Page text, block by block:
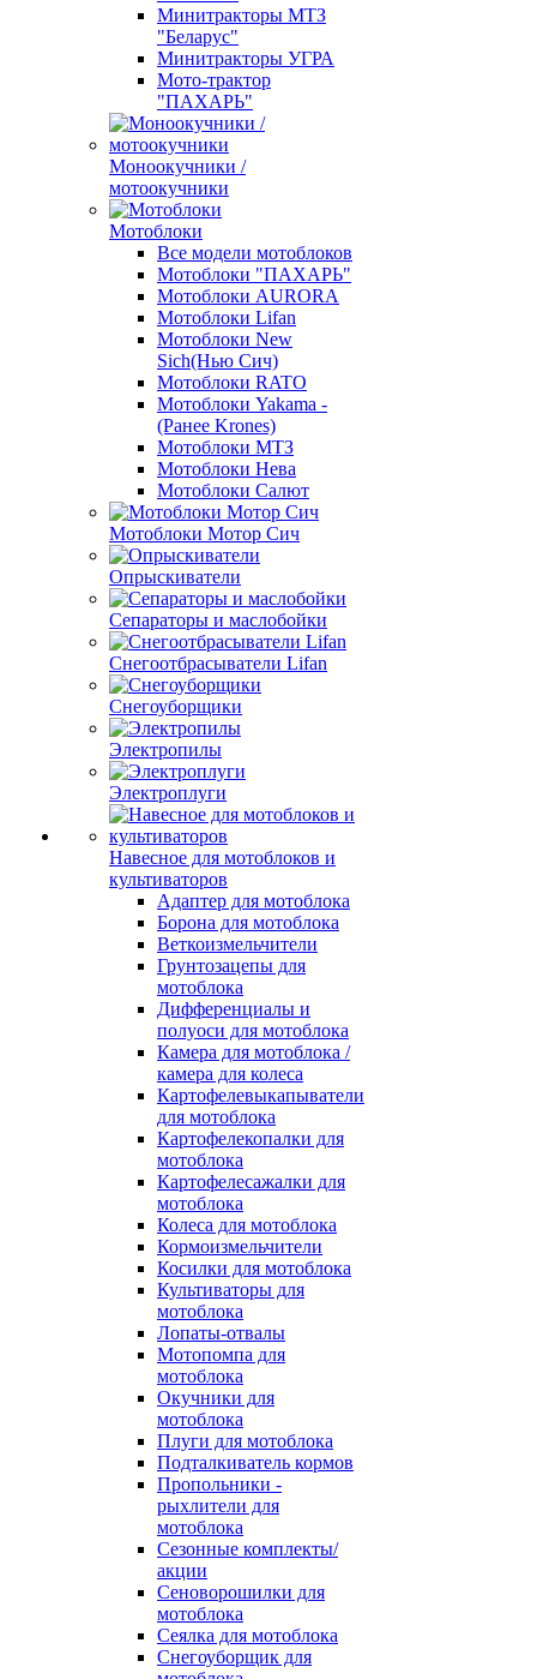
Минитракторы МТЗ
"Беларус"
Минитракторы УГРА
Мото-трактор
"ПАХАРЬ"
Моноокучники /
мотоокучники
Мотоблоки
Все модели мотоблоков
Мотоблоки "ПАХАРЬ"
Мотоблоки AURORA
Мотоблоки Lifan
Мотоблоки New
Sich(Нью Сич)
Мотоблоки RATO
Мотоблоки Yakama -
(Ранее Krones)
Мотоблоки МТЗ
Мотоблоки Нева
Мотоблоки Салют
Мотоблоки Мотор Сич
Опрыскиватели
Сепараторы и маслобойки
Снегоотбрасыватели Lifan
Снегоуборщики
Электропилы
Электроплуги
Навесное для мотоблоков и
культиваторов
Адаптер для мотоблока
Борона для мотоблока
Веткоизмельчители
Грунтозацепы для
мотоблока
Дифференциалы и
полуоси для мотоблока
Камера для мотоблока /
камера для колеса
Картофелевыкапыватели
для мотоблока
Картофелекопалки для
мотоблока
Картофелесажалки для
мотоблока
Колеса для мотоблока
Кормоизмельчители
Косилки для мотоблока
Культиваторы для
мотоблока
Лопаты-отвалы
Мотопомпа для
мотоблока
Окучники для
мотоблока
Плуги для мотоблока
Подталкиватель кормов
Пропольники -
рыхлители для
мотоблока
Сезонные комплекты/
акции
Сеноворошилки для
мотоблока
Сеялка для мотоблока
Снегоуборщик для